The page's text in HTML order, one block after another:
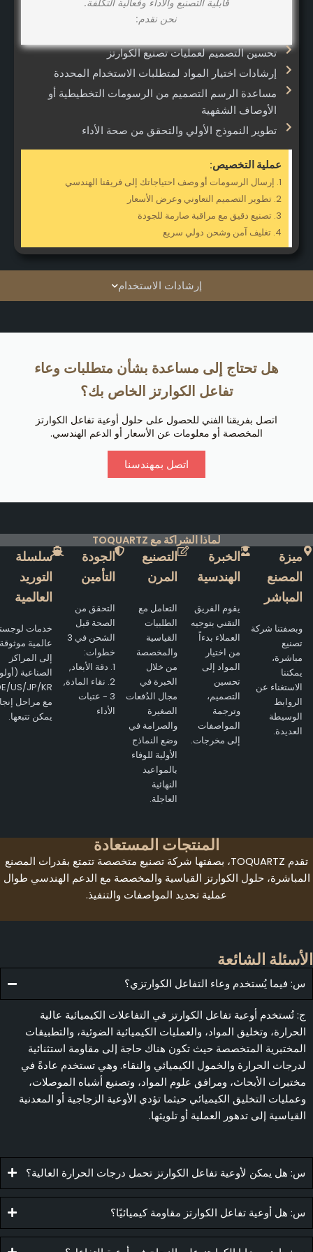
إرشادات الاستخدام
قابلية التصنيع والأداء وفعالية التكلفة.
نحن نقدم:
تحسين التصميم لعمليات تصنيع الكوارتز
إرشادات اختيار المواد لمتطلبات الاستخدام المحددة
مساعدة الرسم التصميم من الرسومات التخطيطية أو
الأوصاف الشفهية
تطوير النموذج الأولي والتحقق من صحة الأداء
عملية التخصيص:
هل تحتاج إلى مساعدة بشأن متطلبات وعاء
تفاعل الكوارتز الخاص بك؟
اتصل بفريقنا الفني للحصول على حلول أوعية تفاعل الكوارتز
المخصصة أو معلومات عن الأسعار أو الدعم الهندسي.
اتصل بمهندسنا
لماذا الشراكة مع TOQUARTZ
ميزة
المصنع
المباشر
وبصفتنا شركة
تصنيع
مباشرة،
يمكننا
الاستغناء عن
الروابط
الوسيطة
العديدة.
الخبرة
الهندسية
يقوم الفريق
التقني بتوجيه
العملاء بدءاً
من اختيار
المواد إلى
تحسين
التصميم،
وترجمة
المواصفات
إلى مخرجات.
التصنيع
المرن
التعامل مع
الطلبيات
القياسية
والمخصصة
من خلال
الخبرة في
مجال الدُفعات
الصغيرة
والصرامة في
وضع النماذج
الأولية للوفاء
بالمواعيد
النهائية
العاجلة.
الجودة
التأمين
التحقق من
الصحة قبل
الشحن في 3
خطوات:
3 - عتبات
الأداء
سلسلة
التوريد
العالمية
خدمات لوجستية
عالمية موثوقة
إلى المراكز
الصناعية (أولوية
DE/US/JP/KR)
مع مراحل إنجاز
يمكن تتبعها.
المنتجات المستعادة
تقدم TOQUARTZ، بصفتها شركة تصنيع متخصصة تتمتع بقدرات المصنع
حلول الكوارتز القياسية والمخصصة مع الدعم الهندسي طوال
عملية تحديد المواصفات والتنفيذ.
الشائعة
س: فيما يُستخدم وعاء التفاعل الكوارتزي؟
تُستخدم أوعية تفاعل الكوارتز في التفاعلات الكيميائية عالية
وتخليق المواد، والعمليات الكيميائية الضوئية، والتطبيقات
المتخصصة حيث تكون هناك حاجة إلى مقاومة استثنائية
الحرارة والخمول الكيميائي والنقاء. وهي تستخدم عادةً في
الأبحاث، ومرافق علوم المواد، وتصنيع أشباه الموصلات،
التخليق الكيميائي حيثما تؤدي الأوعية الزجاجية أو المعدنية
إلى تدهور العملية أو تلويثها.
س: هل يمكن لأوعية تفاعل الكوارتز تحمل درجات الحرارة العالية؟
س: هل أوعية تفاعل الكوارتز مقاومة كيميائيًا؟